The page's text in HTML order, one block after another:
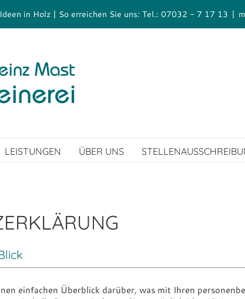
in Holz | So erreichen Sie uns: Tel.: 07032 - 7 17 13 |
LEISTUNGEN ÜBER UNS
einfachen Überblick darüber, was mit Ihren